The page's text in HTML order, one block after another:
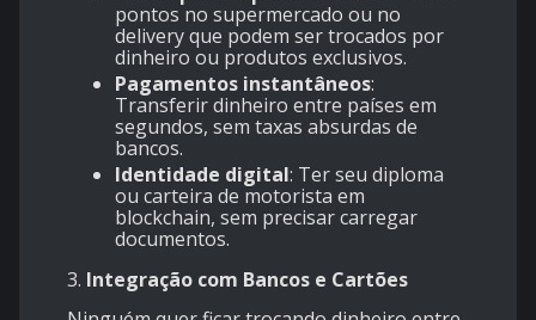
pontos no supermercado ou no
delivery que podem ser trocados por
dinheiro ou produtos exclusivos.
Pagamentos instantâneos:
Transferir dinheiro entre países em
segundos, sem taxas absurdas de
bancos.
Identidade digital: Ter seu diploma
ou carteira de motorista em
blockchain, sem precisar carregar
documentos.
3. Integração com Bancos e Cartões